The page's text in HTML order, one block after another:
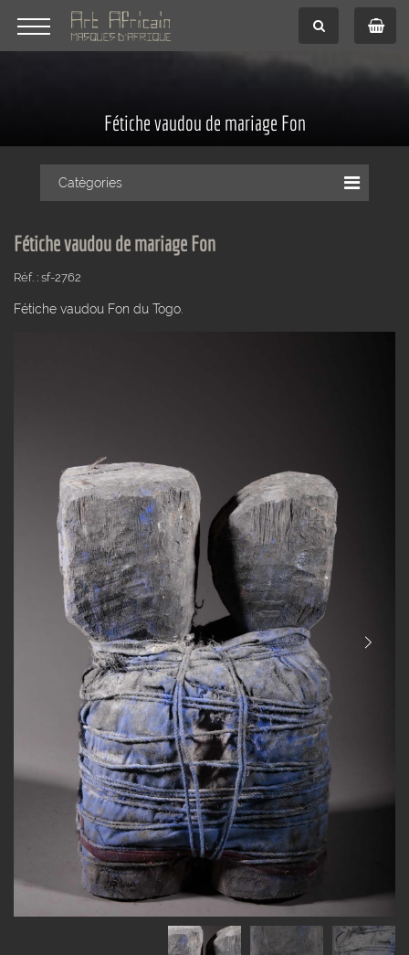
Fétiche vaudou de mariage Fon
Catégories
Fétiche vaudou de mariage Fon
Réf. : sf-2762
Fétiche vaudou Fon du Togo.